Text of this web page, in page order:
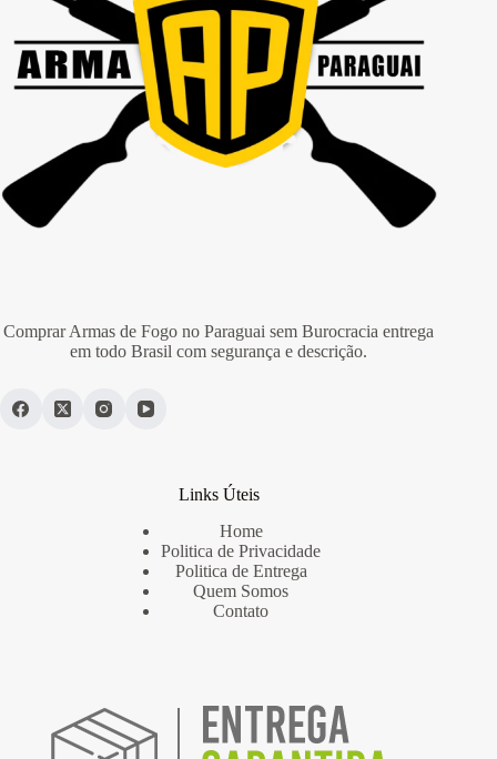
Comprar Armas de Fogo no Paraguai sem Burocracia entrega
em todo Brasil com segurança e descrição.
Links Úteis
Home
Politica de Privacidade
Politica de Entrega
Quem Somos
Contato